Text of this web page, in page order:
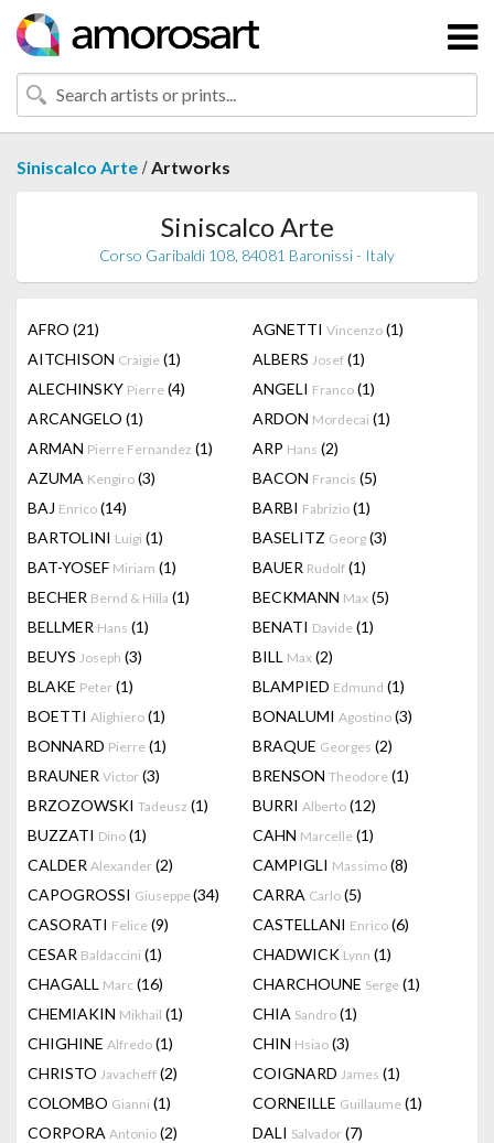
Siniscalco Arte /Artworks
Siniscalco Arte
Corso Garibaldi 108, 84081 Baronissi - Italy
AFRO (21) AGNETTI Vincenzo (1)
AITCHISON Craigie (1) ALBERS Josef (1)
ALECHINSKY Pierre (4) ANGELI Franco (1)
ARCANGELO (1) ARDON Mordecai (1)
ARMAN Pierre Fernandez (1) ARP Hans (2)
AZUMA Kengiro (3) BACON Francis (5)
BAJ Enrico (14) BARBI Fabrizio (1)
BARTOLINI Luigi (1) BASELITZ Georg (3)
BAT-YOSEF Miriam (1) BAUER Rudolf (1)
BECHER Bernd & Hilla (1) BECKMANN Max (5)
BELLMER Hans (1) BENATI Davide (1)
BEUYS Joseph (3) BILL Max (2)
BLAKE Peter (1) BLAMPIED Edmund (1)
BOETTI Alighiero (1) BONALUMI Agostino (3)
BONNARD Pierre (1) BRAQUE Georges (2)
BRAUNER Victor (3) BRENSON Theodore (1)
BRZOZOWSKI Tadeusz (1) BURRI Alberto (12)
BUZZATI Dino (1) CAHN Marcelle (1)
CALDER Alexander (2) CAMPIGLI Massimo (8)
CAPOGROSSI Giuseppe(34) CARRA Carlo (5)
CASORATI Felice (9) CASTELLANI Enrico (6)
CESAR Baldaccini (1) CHADWICK Lynn (1)
CHAGALL Marc (16) CHARCHOUNE Serge (1)
CHEMIAKIN Mikhail (1) CHIA Sandro (1)
CHIGHINE Alfredo (1) CHIN Hsiao (3)
CHRISTO Javacheff (2) COIGNARD James (1)
COLOMBO Gianni (1) CORNEILLE Guillaume (1)
CORPORA Antonio (2) DALI Salvador (7)